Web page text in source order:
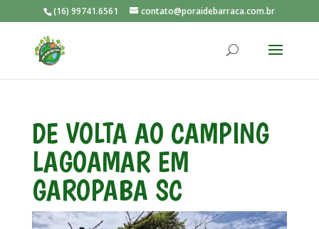
(16) 99741.6561 contato@poraidebarraca.com.br
DE VOLTA AO CAMPING
LAGOAMAR EM
GAROPABA SC